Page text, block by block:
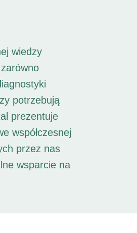
wiedzy
potrzebują
prezentuje
współczesnej
przez nas
wsparcie na